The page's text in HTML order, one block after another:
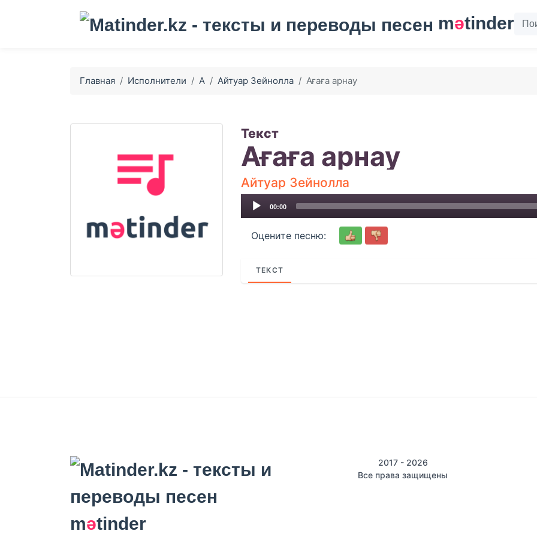
mәtinder
Главная Исполнители А Айтуар Зейнолла Ағаға арнау
Текст
Ағаға арнау
Айтуар Зейнолла
Audio
Player
00:00
Оцените песню:
ТЕКСТ
mәtinder
2017 - 2026
Все права защищены